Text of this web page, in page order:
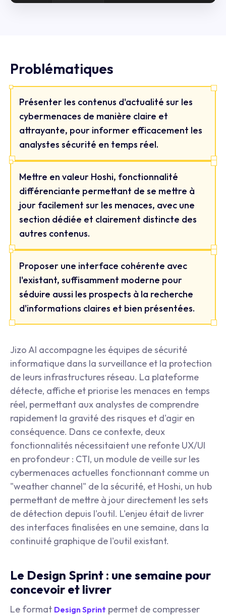
Problématiques
Présenter les contenus d'actualité sur les
cybermenaces de manière claire et
attrayante, pour informer efficacement les
analystes sécurité en temps réel.
Mettre en valeur Hoshi, fonctionnalité
différenciante permettant de se mettre à
jour facilement sur les menaces, avec une
section dédiée et clairement distincte des
autres contenus.
Proposer une interface cohérente avec
l'existant, suffisamment moderne pour
séduire aussi les prospects à la recherche
d'informations claires et bien présentées.
Jizo AI accompagne les équipes de sécurité
informatique dans la surveillance et la protection
de leurs infrastructures réseau. La plateforme
détecte, affiche et priorise les menaces en temps
réel, permettant aux analystes de comprendre
rapidement la gravité des risques et d'agir en
conséquence. Dans ce contexte, deux
fonctionnalités nécessitaient une refonte UX/UI
en profondeur : CTI, un module de veille sur les
cybermenaces actuelles fonctionnant comme un
"weather channel" de la sécurité, et Hoshi, un hub
permettant de mettre à jour directement les sets
de détection depuis l'outil. L'enjeu était de livrer
des interfaces finalisées en une semaine, dans la
continuité graphique de l'outil existant.
Le Design Sprint : une semaine pour
concevoir et livrer
Le format Design Sprint permet de compresser